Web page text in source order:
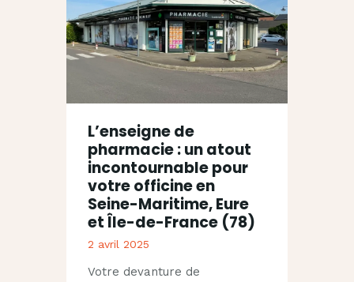
L’enseigne de
pharmacie : un atout
incontournable pour
votre officine en
Seine-Maritime, Eure
et Île-de-France (78)
2 avril 2025
Votre devanture de